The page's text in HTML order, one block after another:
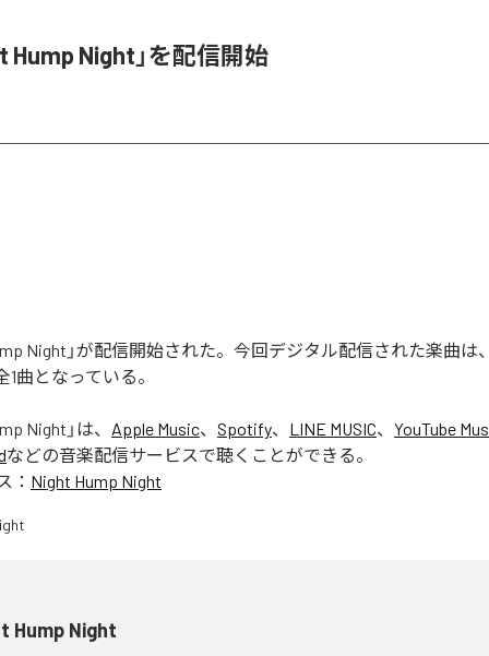
Hump Night」を配信開始
Night」が配信開始された。今回デジタル配信された楽曲は
1曲となっている。
Night 」は、 Apple Music、 Spotify、 LINE MUSIC、 YouTube
などの音楽配信サービスで聴くことができる。
： Night Hump Night
Hump Night